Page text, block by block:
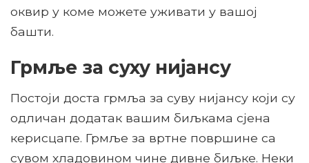
оквир у коме можете уживати у вашој
башти.
Грмље за суху нијансу
Постоји доста грмља за суву нијансу који су
одличан додатак вашим биљкама сјена
керисцапе. Грмље за вртне површине са
сувом хладовином чине дивне биљке. Неки